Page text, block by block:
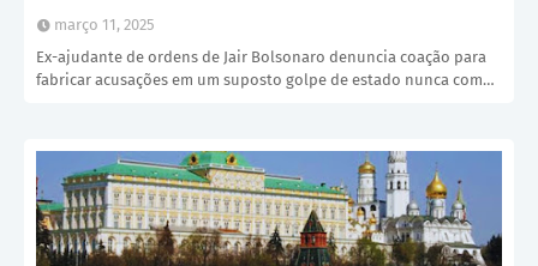
março 11, 2025
Ex-ajudante de ordens de Jair Bolsonaro denuncia coação para
fabricar acusações em um suposto golpe de estado nunca com…